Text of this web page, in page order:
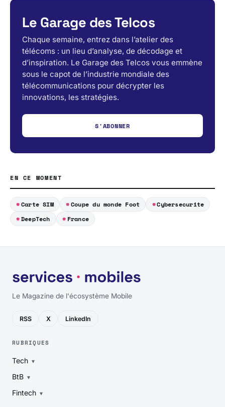
Le Garage des Telcos
Chaque semaine, entrez dans l’atelier des
télécoms : un lieu d’analyse, de décodage et
d’inspiration. Le Garage des Telcos vous emmène
sous le capot de l’industrie mondiale des
télécommunications pour décrypter les
innovations, les stratégies.
S'ABONNER
EN CE MOMENT
Carte SIM Coupe du monde Foot
Cybersecurite
DeepTech
France
Le Magazine de l'écosystème Mobile
RSS X LinkedIn
RUBRIQUES
Tech
BtB
Fintech